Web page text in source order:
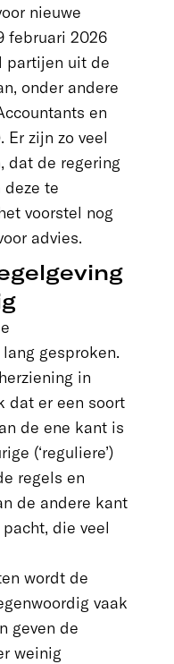
nieuwe
februari 2026
partijen uit de
onder andere
en
Er zijn zo veel
dat de regering
te
voorstel nog
advies.
gesproken.
in
dat er een soort
de ene kant is
(‘reguliere’)
regels en
de andere kant
die veel
wordt de
vaak
geven de
weinig